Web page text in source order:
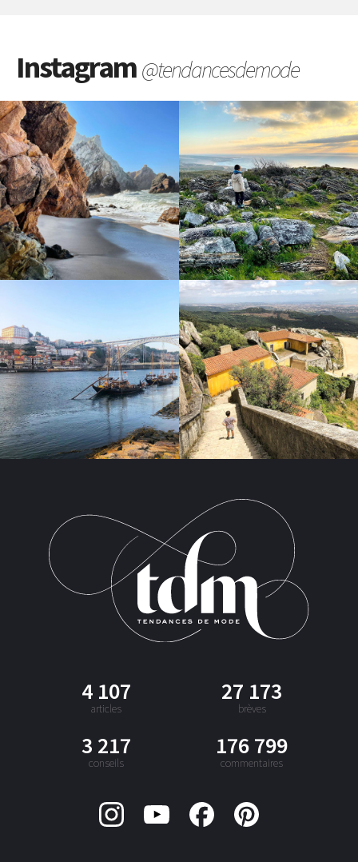
Instagram@tendancesdemode
4 107
articles
27 173
brèves
3 217
conseils
176 799
commentaires